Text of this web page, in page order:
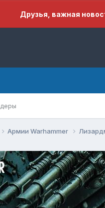
Друзья, важная
Армии Warhammer